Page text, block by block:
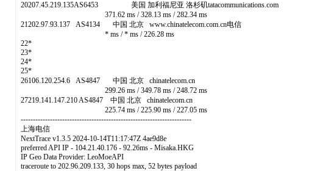
20207.45.219.135AS6453 美国 加利福尼亚 洛杉矶tatacommunications.com
371.62 ms / 328.13 ms / 282.34 ms
21202.97.93.137 AS4134 中国 北京 www.chinatelecom.com.cn电信
* ms / * ms / 226.28 ms
22*
23*
24*
25*
26106.120.254.6 AS4847 中国 北京 chinatelecom.cn
299.26 ms / 349.78 ms / 248.72 ms
27219.141.147.210 AS4847 中国 北京 chinatelecom.cn
225.74 ms / 225.90 ms / 227.05 ms
----------------------------------------------------------------------
上海电信
NextTrace v1.3.5 2024-10-14T11:17:47Z 4ae9d8e
preferred API IP - 104.21.40.176 - 92.26ms - Misaka.HKG
IP Geo Data Provider: LeoMoeAPI
traceroute to 202.96.209.133, 30 hops max, 52 bytes payload